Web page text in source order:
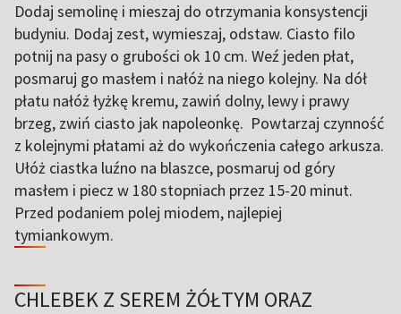
Dodaj semolinę i mieszaj do otrzymania konsystencji
budyniu. Dodaj zest, wymieszaj, odstaw. Ciasto filo
potnij na pasy o grubości ok 10 cm. Weź jeden płat,
posmaruj go masłem i nałóż na niego kolejny. Na dół
płatu nałóż łyżkę kremu, zawiń dolny, lewy i prawy
brzeg, zwiń ciasto jak napoleonkę. Powtarzaj czynność
z kolejnymi płatami aż do wykończenia całego arkusza.
Ułóż ciastka luźno na blaszce, posmaruj od góry
masłem i piecz w 180 stopniach przez 15-20 minut.
Przed podaniem polej miodem, najlepiej
tymiankowym.
CHLEBEK Z SEREM ŻÓŁTYM ORAZ